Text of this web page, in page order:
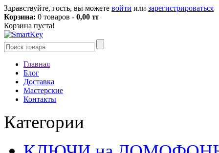
Здравствуйте, гость, вы можете войти или зарегистрироваться
Корзина: 0 товаров - 0,00 тг
Корзина пуста!
Главная
Блог
Доставка
Мастерские
Контакты
Категории